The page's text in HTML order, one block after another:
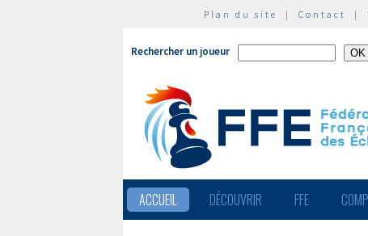
Plan du site | Contact |
Rechercher un joueur
ACCUEIL DÉCOUVRIR FFE